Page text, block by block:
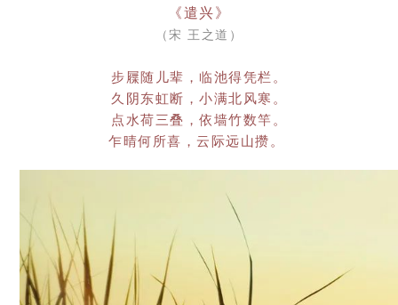
《遣兴》
（宋 王之道）
步屧随儿辈，临池得凭栏。
久阴东虹断，小满北风寒。
点水荷三叠，依墙竹数竿。
乍晴何所喜，云际远山攒。